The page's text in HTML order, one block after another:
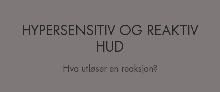
HYPERSENSITIV OG REAKTIV
HUD
Hva utløser en reaksjon?